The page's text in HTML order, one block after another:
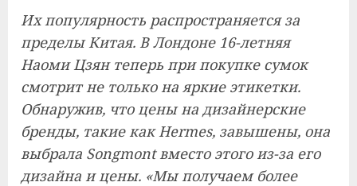
Их популярность распространяется за
пределы Китая. В Лондоне 16-летняя
Наоми Цзян теперь при покупке сумок
смотрит не только на яркие этикетки.
Обнаружив, что цены на дизайнерские
бренды, такие как Hermes, завышены, она
выбрала Songmont вместо этого из-за его
дизайна и цены. «Мы получаем более